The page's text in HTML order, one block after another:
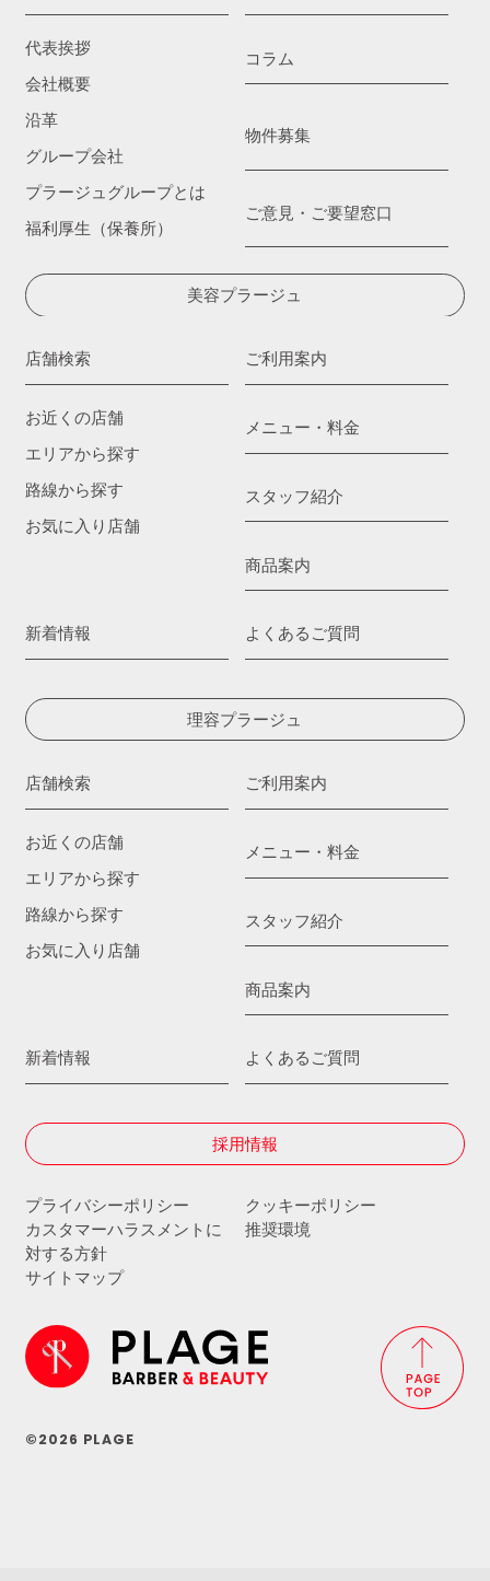
代表挨拶
会社概要
沿革
グループ会社
プラージュグループとは
福利厚生（保養所）
コラム
物件募集
ご意見・ご要望窓口
美容プラージュ
店舗検索
お近くの店舗
エリアから探す
路線から探す
お気に入り店舗
ご利用案内
メニュー・料金
スタッフ紹介
商品案内
新着情報 よくあるご質問
理容プラージュ
店舗検索
お近くの店舗
エリアから探す
路線から探す
お気に入り店舗
ご利用案内
メニュー・料金
スタッフ紹介
商品案内
新着情報 よくあるご質問
採用情報
プライバシーポリシー
クッキーポリシー
カスタマーハラスメントに
対する方針
推奨環境
サイトマップ
©2026 PLAGE